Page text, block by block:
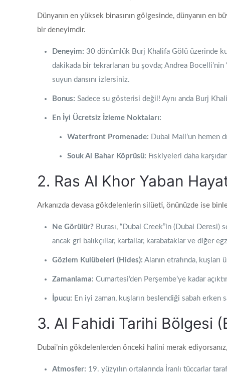
Dünyanın en yüksek binasının gölgesinde, dünyanın
bir deneyimdir.
Deneyim: 30 dönümlük Burj Khalifa Gölü üzerinde
dakikada bir tekrarlanan bu şovda; Andrea
suyun dansını izlersiniz.
Bonus: Sadece su gösterisi değil! Aynı anda Burj
En İyi Ücretsiz İzleme Noktaları:
Waterfront Promenade: Dubai Mall’un hemen
Souk Al Bahar Köprüsü: Fıskiyeleri daha
2. Ras Al Khor Yaban
Arkanızda devasa gökdelenlerin silüeti, önünüzde ise
Ne Görülür? Burası, “Dubai Creek”in (Dubai
ancak gri balıkçıllar, kartallar, karabataklar ve diğer
Gözlem Kulübeleri (Hides): Alanın etrafında,
Zamanlama: Cumartesi’den Perşembe’ye kadar
İpucu: En iyi zaman, kuşların beslendiği sabah
3. Al Fahidi Tarihi Bölgesi
Dubai’nin gökdelenlerden önceki halini merak
Atmosfer: 19. yüzyılın ortalarında İranlı tüccarlar